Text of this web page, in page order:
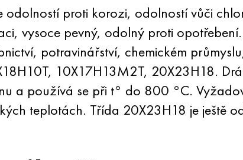
proti korozi, odolností vůči
vysoce pevný, odolný proti
potravinářství, chemickém
10X17H13M2T, 20X23H18.
a používá se při t° do 800 °C.
teplotách. Třída 20X23H18 je ještě